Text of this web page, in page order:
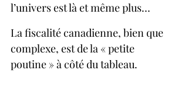
l’univers est là et même plus…
La fiscalité canadienne, bien que
complexe, est de la « petite
poutine » à côté du tableau.